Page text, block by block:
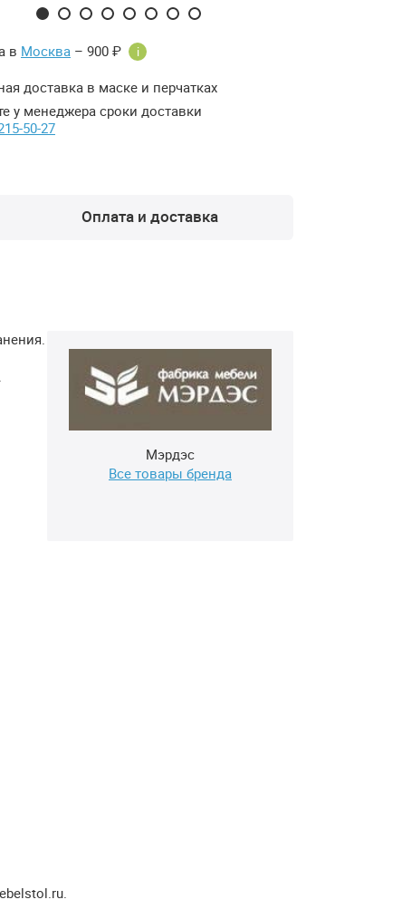
в Москва – 900 ₽ i
доставка в маске и перчатках
у менеджера сроки доставки
50-27
Оплата и доставка
Мэрдэс
Все товары бренда